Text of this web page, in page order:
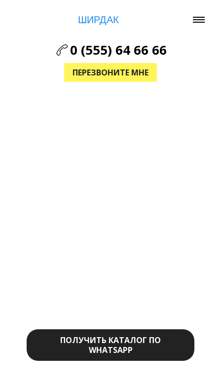
ШИРДАК
0 (555) 64 66 66
ПЕРЕЗВОНИТЕ МНЕ
ПОЛУЧИТЬ КАТАЛОГ ПО
WHATSAPP